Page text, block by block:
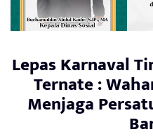
Lepas Karnaval
Ternate :
Menjaga